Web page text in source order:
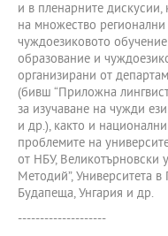
и в пленарните
на множество
чуждоезиковото
образование и
организирани от
(бивш “Приложна
за изучаване на чужди
и др.), както и
проблемите на
от НБУ, Великотърновски
Методий”, Университета
Будапеща, Унгария и др.
--------------------